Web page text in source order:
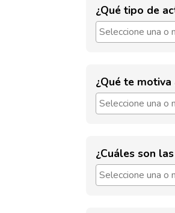
¿Qué tipo de
¿Qué te
¿Cuáles son